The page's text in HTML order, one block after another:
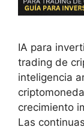
IA para
trading de
inteligencia
crecimiento
Las